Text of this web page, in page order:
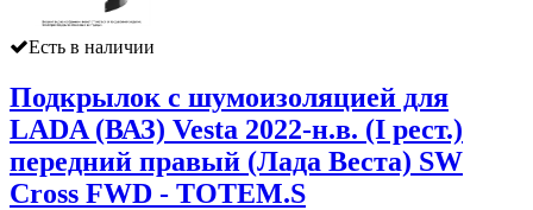
Есть в наличии
Подкрылок с шумоизоляцией для
LADA (ВАЗ) Vesta 2022-н.в. (I рест.)
передний правый (Лада Веста) SW
Cross FWD - TOTEM.S